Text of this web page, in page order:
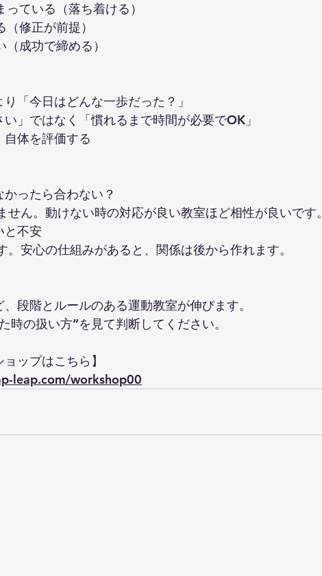
ている（落ち着ける）
修正が前提）
成功で締める）
り「今日はどんな一歩だった？」
い」ではなく「慣れるまで時間が必要でOK」
自体を評価する
ったら合わない？
せん。動けない時の対応が良い教室ほど相性が良いです。
と不安
。安心の仕組みがあると、関係は後から作れます。
段階とルールのある運動教室が伸びます。
時の扱い方”を見て判断してください。
ョップはこちら】
leap.com/workshop00